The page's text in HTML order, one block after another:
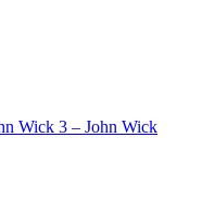
Wick 3 – John Wick